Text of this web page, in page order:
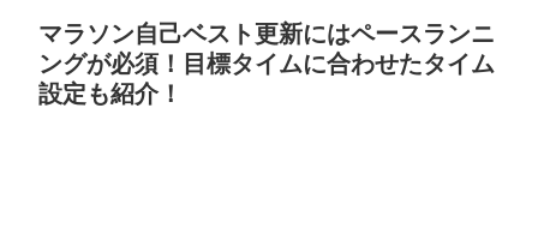
マラソン自己ベスト更新にはペースランニ
ングが必須！目標タイムに合わせたタイム
設定も紹介！